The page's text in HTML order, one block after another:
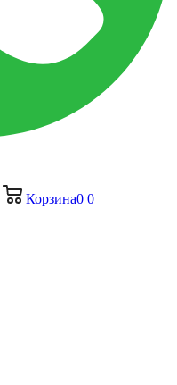
Корзина0 0